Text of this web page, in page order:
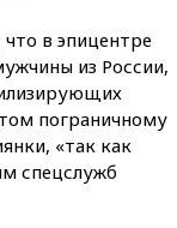
в эпицентре
из России,
пограничному
«так как
спецслужб